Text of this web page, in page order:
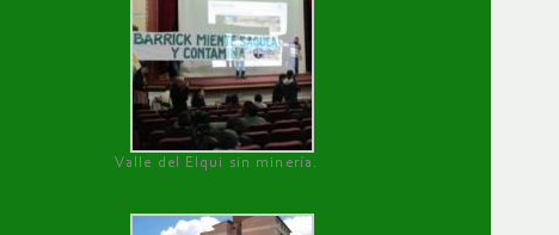
Valle del Elqui sin minería.